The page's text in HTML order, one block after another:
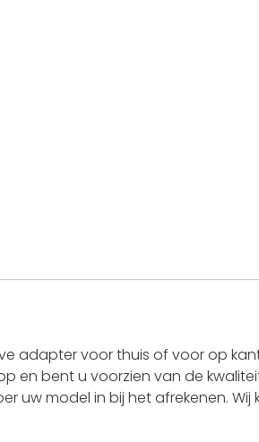
voor thuis of voor op
bent u voorzien van de
model in bij het afrekenen.